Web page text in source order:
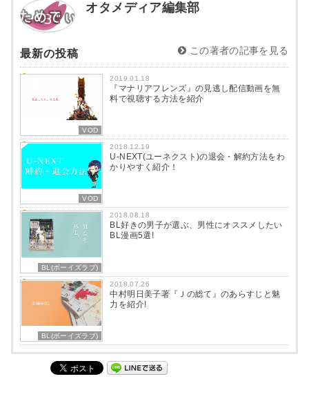
オタメディア編集部
最新の投稿 この著者の記事を見る
VOD
2019.01.18
『マナリアフレンズ』の見逃し配信動画を無
料で視聴する方法を紹介
VOD
2018.12.19
U-NEXT(ユーネクスト)の退会・解約方法をわ
かりやすく紹介！
BL(ボーイズラブ)
2018.08.18
BL好きの男子が選ぶ、男性にオススメしたい
BL漫画5選!
BL(ボーイズラブ)
2018.07.26
中村明日美子著『Ｊの総て』のあらすじと魅
力を紹介!